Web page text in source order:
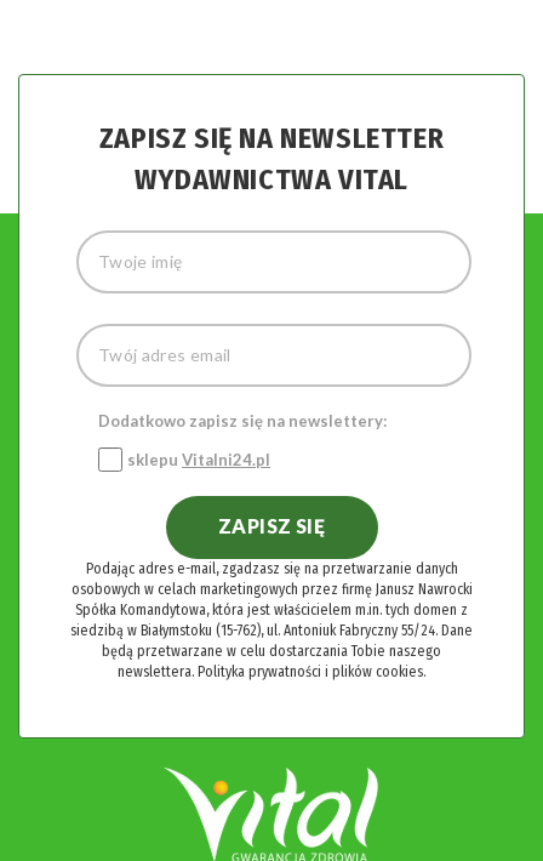
ZAPISZ SIĘ NA NEWSLETTER
WYDAWNICTWA VITAL
Dodatkowo zapisz się na newslettery:
sklepu Vitalni24.pl
ZAPISZ SIĘ
Podając adres e-mail, zgadzasz się na przetwarzanie danych
osobowych w celach marketingowych przez firmę Janusz Nawrocki
Spółka Komandytowa, która jest właścicielem m.in. tych domen z
siedzibą w Białymstoku (15-762), ul. Antoniuk Fabryczny 55/24. Dane
będą przetwarzane w celu dostarczania Tobie naszego
newslettera. Polityka prywatności i plików cookies.